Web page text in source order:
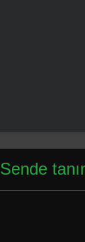
Sende